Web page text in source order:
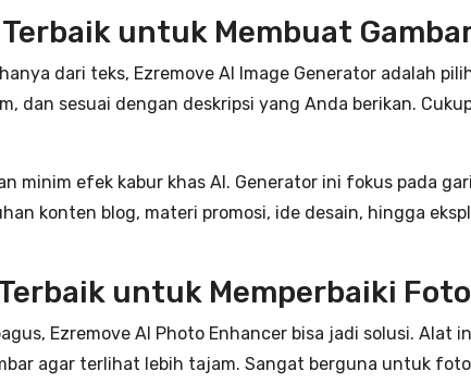
untuk Membuat
dari teks, Ezremove AI Image Generator adalah
sesuai dengan deskripsi yang Anda berikan.
minim efek kabur khas AI. Generator ini fokus pada
konten blog, materi promosi, ide desain, hingga
untuk Memperbaiki
Ezremove AI Photo Enhancer bisa jadi solusi. Alat
agar terlihat lebih tajam. Sangat berguna untuk foto